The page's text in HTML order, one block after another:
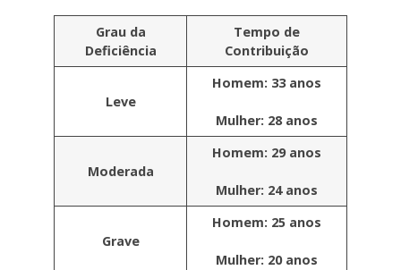
Grau da
Deficiência
Tempo de
Contribuição
Leve
Homem: 33 anos
Mulher: 28 anos
Moderada
Homem: 29 anos
Mulher: 24 anos
Grave
Homem: 25 anos
Mulher: 20 anos